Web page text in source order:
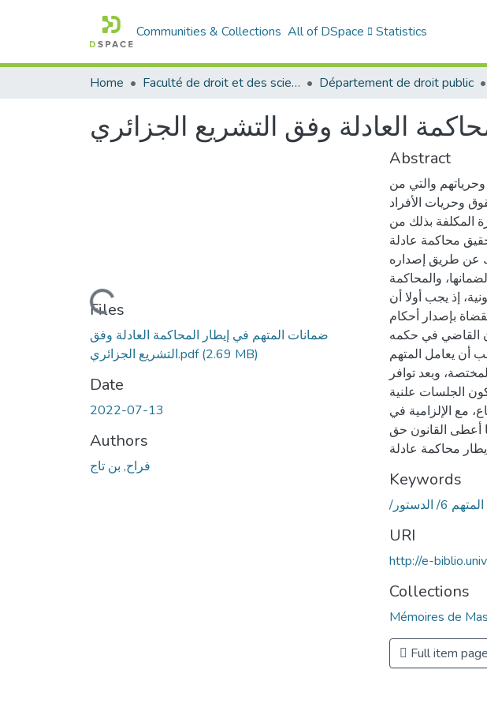
Communities & Collections All of DSpace Statistics
Home Faculté de droit et des sciences politiques Département de droit public
العادلة وفق التشريع الجزائري
Loading...
Files
ضمانات المتهم في إيطار المحاكمة العادلة وفق
التشريع الجزائري.pdf(2.69 MB)
Date
2022-07-13
Authors
فراح, بن تاج
Abstract
والتي من
وحريات الأفراد
المكلفة بذلك من
محاكمة عادلة.
عن طريق إصداره
والمحاكمة
إذ يجب أولا أن
بإصدار أحكام
القاضي في حكمه
أن يعامل المتهم
وبعد توافر
الجلسات علنية
مع الإلزامية في
القانون حق
محاكمة عادلة
Keywords
URI
http://e-
Collections
Mémoires de
Full item page